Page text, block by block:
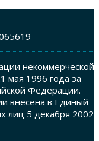
некоммерческой
мая 1996 года за
Федерации.
внесена в Единый
лиц 5 декабря 2002